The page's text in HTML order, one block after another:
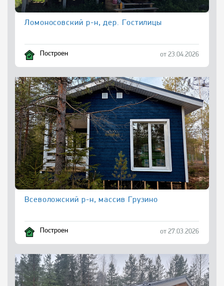
Ломоносовский р-н, дер. Гостилицы
Построен от 23.04.2026
Всеволожский р-н, массив Грузино
Построен от 27.03.2026